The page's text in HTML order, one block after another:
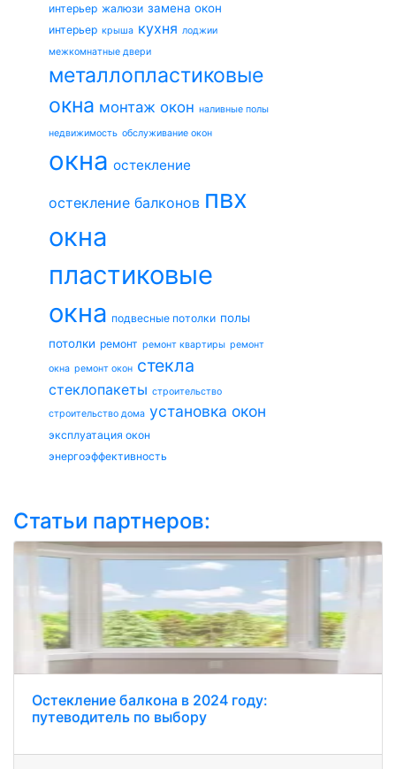
интерьер жалюзи замена окон
интерьер крыша кухня лоджии
межкомнатные двери
металлопластиковые
окна монтаж окон наливные полы
недвижимость обслуживание окон
окна остекление
остекление балконов пвх
окна
пластиковые
окна подвесные потолки полы
потолки ремонт ремонт квартиры ремонт
окна ремонт окон стекла
стеклопакеты строительство
строительство дома установка окон
эксплуатация окон
энергоэффективность
Статьи партнеров:
Остекление балкона в 2024 году:
путеводитель по выбору